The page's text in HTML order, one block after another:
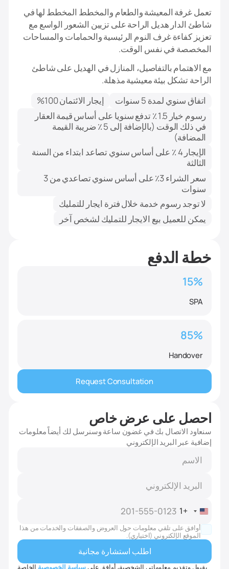
تعمل غرفة المعيشة والطعام والمخطط المخطط لها في
شاطئ الدار هديل الراحة على تزيين الشعور الواسع مع
تعزيز كفاءة غرف النوم الرئيسية والحمامات والمساحات
المخصصة في نفس الوقت.
مع الاهتمام بالتفاصيل، المنازل في الهديل على شاطئ
الراحة تشكل بيئة معيشية مذهلة.
اتفاق سنوي لمدة 5 سنوات
إيجار الائتمان 100%
رسوم خيار 1.5 ٪ تدفع سنويا على أساس قيمة العقار
في ذلك الوقت (بالإضافة إلى 5 ٪ ضريبة القيمة
المضافة)
الإيجار 4 ٪ على أساس سنوي تصاعد ابتداء من السنة
الثالثة
سعر الشراء 3٪ على أساس سنوي تصاعدي من 3
سنوات
لا توجد رسوم خدمة خلال فترة ايجار للتمليك
يمكن للعميل بيع الايجار للتمليك لشخص آخر
خطة الدفع
15%
SPA
85%
Handover
Request Consultation
احصل على عرض خاص
سنعاود الاتصال بك في غضون ساعة وسنرسل لك أيضاً معلومات
إضافية عبر البريد الإلكتروني
United
States
+1
+1
أوافق على تلقي معلومات حول العروض والصفقات والخدمات من هذا
الموقع الإلكتروني (اختياري).
بقبول وتقديم معلوماتي الشخصية، أوافق علىسياسة الخصوصية الخاصة